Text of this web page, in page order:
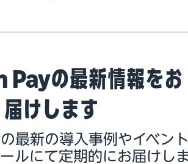
の最新情報をお
届けします
最新の導入事例やイベント
ルにて定期的にお届けし